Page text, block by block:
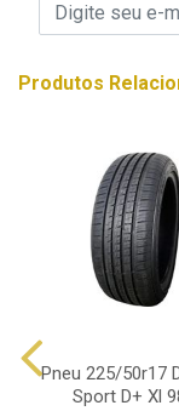
Produtos
Pneu 225/50r17
Sport D+ Xl